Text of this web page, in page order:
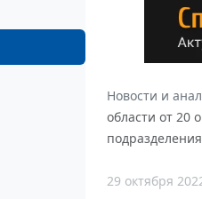
Новости и
области от 20
29 октября